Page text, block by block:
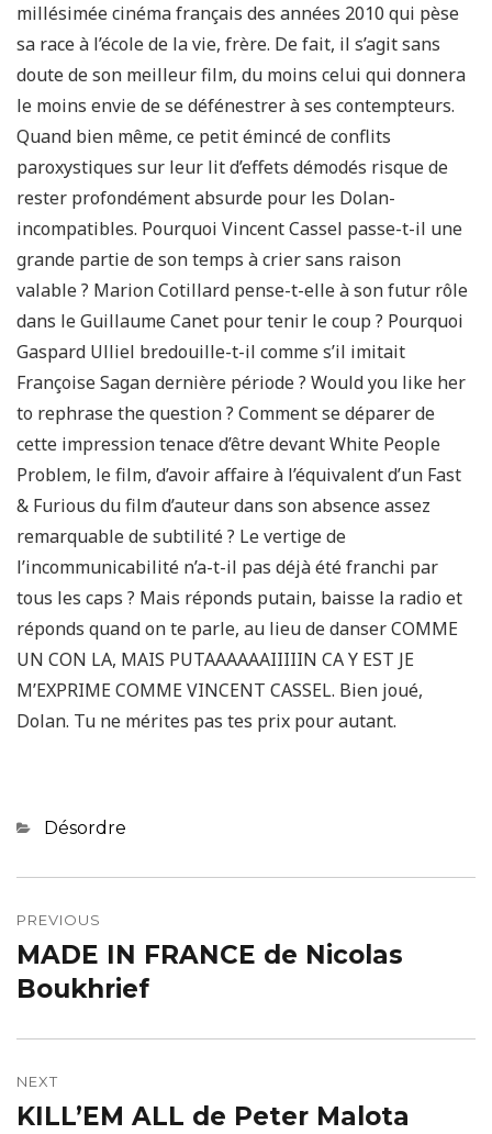
millésimée cinéma français des années 2010 qui pèse
sa race à l’école de la vie, frère. De fait, il s’agit sans
doute de son meilleur film, du moins celui qui donnera
le moins envie de se défénestrer à ses contempteurs.
Quand bien même, ce petit émincé de conflits
paroxystiques sur leur lit d’effets démodés risque de
rester profondément absurde pour les Dolan-
incompatibles. Pourquoi Vincent Cassel passe-t-il une
grande partie de son temps à crier sans raison
valable ? Marion Cotillard pense-t-elle à son futur rôle
dans le Guillaume Canet pour tenir le coup ? Pourquoi
Gaspard Ulliel bredouille-t-il comme s’il imitait
Françoise Sagan dernière période ? Would you like her
to rephrase the question ? Comment se déparer de
cette impression tenace d’être devant White People
Problem, le film, d’avoir affaire à l’équivalent d’un Fast
& Furious du film d’auteur dans son absence assez
remarquable de subtilité ? Le vertige de
l’incommunicabilité n’a-t-il pas déjà été franchi par
tous les caps ? Mais réponds putain, baisse la radio et
réponds quand on te parle, au lieu de danser COMME
UN CON LA, MAIS PUTAAAAAAIIIIIN CA Y EST JE
M’EXPRIME COMME VINCENT CASSEL. Bien joué,
Dolan. Tu ne mérites pas tes prix pour autant.
Categories
Désordre
de
l’article
PREVIOUS
Previous
post:
MADE IN FRANCE de Nicolas
Boukhrief
NEXT
Next
KILL’EM ALL de Peter Malota